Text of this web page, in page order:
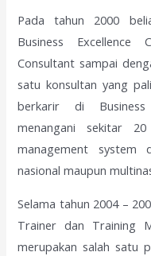
Pada tahun 2000
Business Excellence
Consultant sampai
satu konsultan yang
berkarir di Business
menangani sekitar
management system
nasional maupun
Selama tahun 2004 –
Trainer dan Training
merupakan salah satu